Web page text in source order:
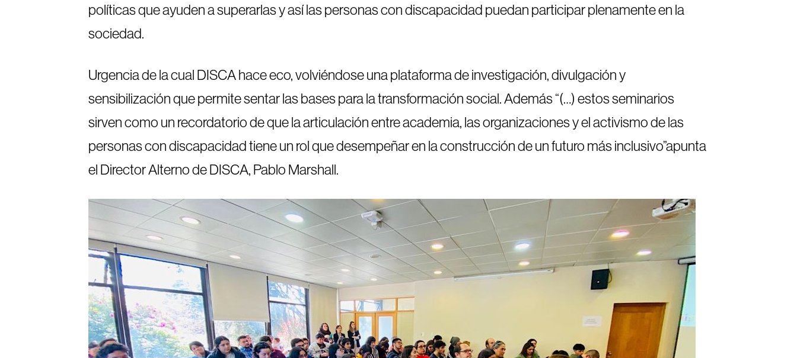
políticas que ayuden a superarlas y así las personas con discapacidad puedan participar plenamente en la
sociedad.
Urgencia de la cual DISCA hace eco, volviéndose una plataforma de investigación, divulgación y
sensibilización que permite sentar las bases para la transformación social. Además “(…) estos seminarios
sirven como un recordatorio de que la articulación entre academia, las organizaciones y el activismo de las
personas con discapacidad tiene un rol que desempeñar en la construcción de un futuro más inclusivo”apunta
el Director Alterno de DISCA, Pablo Marshall.